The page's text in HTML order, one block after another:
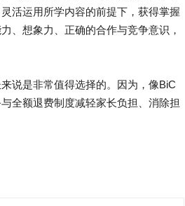
活运用所学内容的前提下，获得掌握
、想象力、正确的合作与竞争意识，
说是非常值得选择的。因为，像BiC
全额退费制度减轻家长负担、消除担